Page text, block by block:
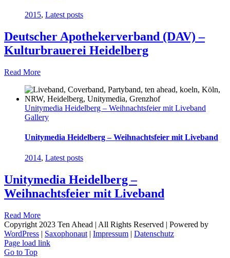
2015, Latest posts
Deutscher Apothekerverband (DAV) –
Kulturbrauerei Heidelberg
Read More
Unitymedia Heidelberg – Weihnachtsfeier mit Liveband
Gallery
Unitymedia Heidelberg – Weihnachtsfeier mit Liveband
2014, Latest posts
Unitymedia Heidelberg –
Weihnachtsfeier mit Liveband
Read More
Copyright 2023 Ten Ahead | All Rights Reserved | Powered by
WordPress | Saxophonaut | Impressum | Datenschutz
Page load link
Go to Top